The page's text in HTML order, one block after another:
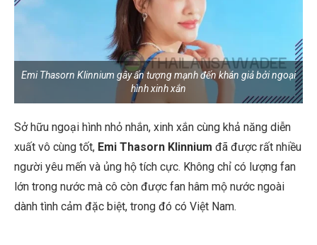
Emi Thasorn Klinnium gây ấn tượng mạnh đến khán giả bởi ngoại
hình xinh xắn
Sở hữu ngoại hình nhỏ nhắn, xinh xắn cùng khả năng diễn
xuất vô cùng tốt, Emi Thasorn Klinnium đã được rất nhiều
người yêu mến và ủng hộ tích cực. Không chỉ có lượng fan
lớn trong nước mà cô còn được fan hâm mộ nước ngoài
dành tình cảm đặc biệt, trong đó có Việt Nam.